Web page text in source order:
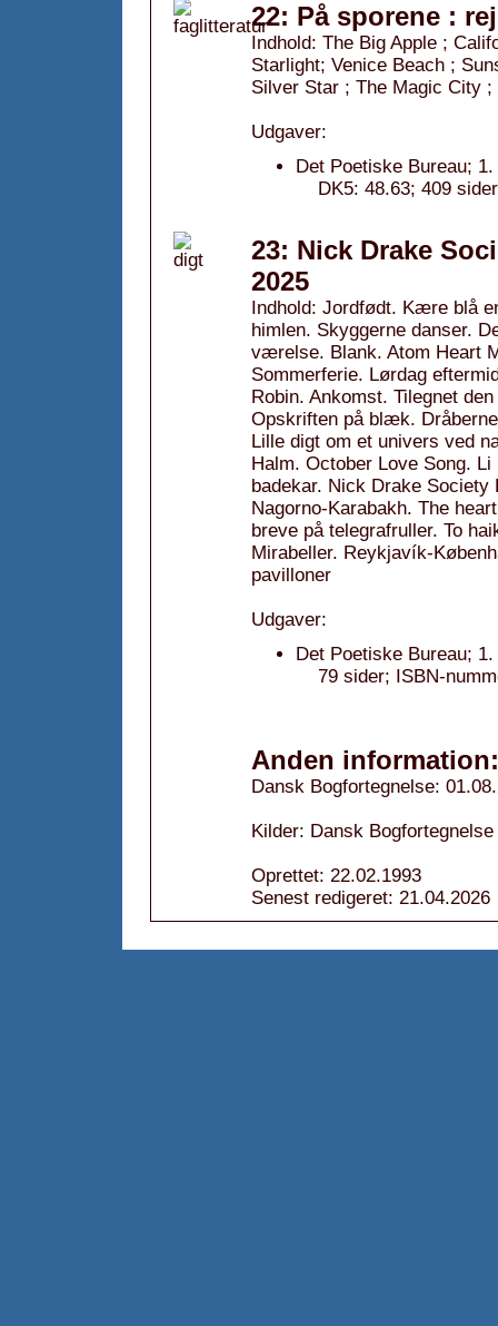
22: På sporene :
Indhold: The Big Apple ;
Starlight; Venice Beach ;
Silver Star ; The Magic City
Udgaver:
Det Poetiske Bureau;
DK5: 48.63; 409
23: Nick Drake
2025
Indhold: Jordfødt. Kære blå
himlen. Skyggerne danser.
værelse. Blank. Atom Heart
Sommerferie. Lørdag
Robin. Ankomst. Tilegnet
Opskriften på blæk.
Lille digt om et univers ved
Halm. October Love Song.
badekar. Nick Drake
Nagorno-Karabakh. The
breve på telegrafruller. To
Mirabeller. Reykjavík-
pavilloner
Udgaver:
Det Poetiske Bureau;
79 sider; ISBN-
Anden information:
Dansk Bogfortegnelse:
Kilder: Dansk
Oprettet: 22.02.1993
Senest redigeret: 21.04.2026